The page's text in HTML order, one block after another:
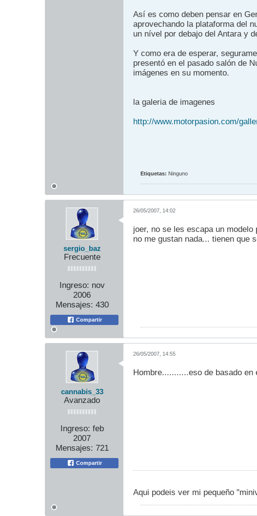
Así es como deben pensar en
aprovechando la plataforma del
un nível por debajo del Antara y
Y como era de esperar,
presentó en el pasado salón de
imágenes en su momento.
la galeria de imagenes
http://www.motorpasion.com/
Etiquetas: Ninguno
sergio_baz
Frecuente
Ingreso: nov
2006
Mensajes: 430
Compartir
26/05/2007, 14:02
joer, no se les escapa un
no me gustan nada... tienen que
cannabis_33
Avanzado
Ingreso: feb
2007
Mensajes: 721
Compartir
26/05/2007, 14:55
Hombre...........eso de basado
Aqui podeis ver mi pequeño